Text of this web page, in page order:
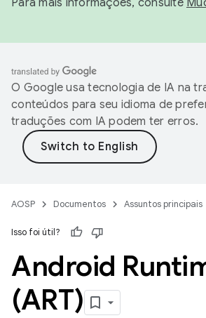
Para mais informações, consulte
O Google usa tecnologia de IA na
conteúdos para seu idioma de
traduções com IA podem ter erros.
AOSP Documentos Assuntos principais
Isso foi útil?
Android
(ART)